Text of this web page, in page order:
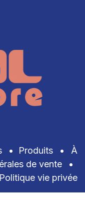
• Produits •
À
de vente
•
Politique vie privée